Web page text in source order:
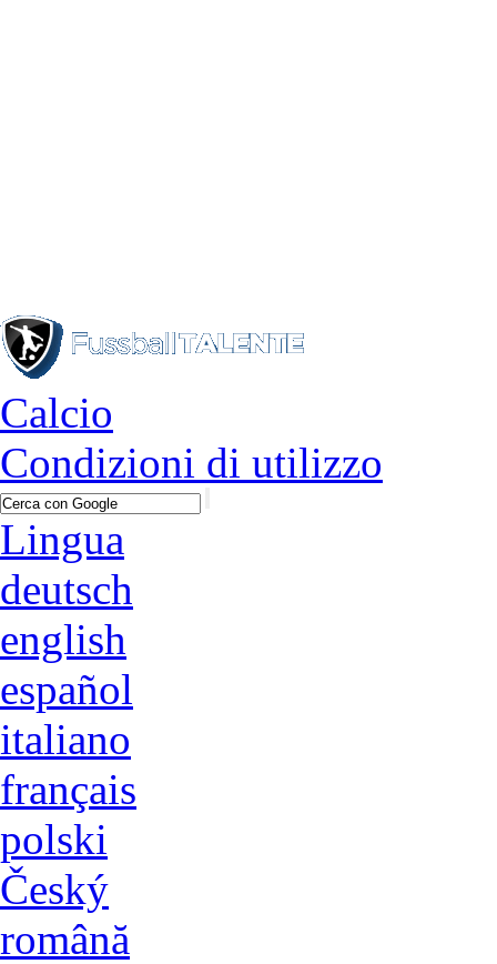
Calcio
Condizioni di utilizzo
Lingua
deutsch
english
español
italiano
français
polski
Český
română